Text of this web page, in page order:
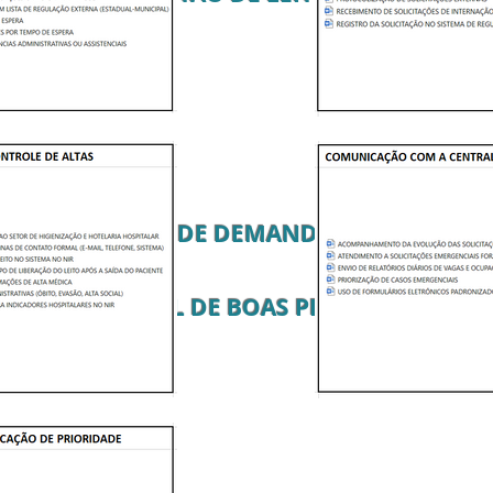
DE DEMANDAS
MANUAL DE BOAS PRÁTICAS